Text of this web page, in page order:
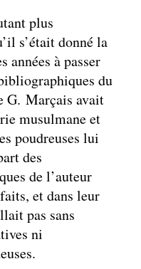
plus
s’était donné la
années à passer
du
G. Marçais avait
musulmane et
poudreuses lui
des
de l’auteur
et dans leur
pas sans
ni